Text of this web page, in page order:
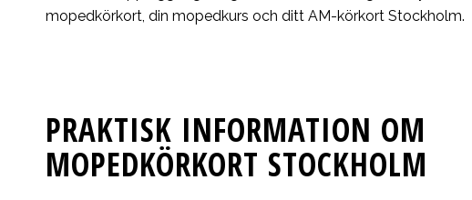
mopedkörkort, din mopedkurs och ditt AM-körkort Stockholm.
PRAKTISK INFORMATION OM
MOPEDKÖRKORT STOCKHOLM